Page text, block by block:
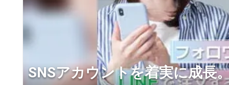
SNSアカウントを着実に成長